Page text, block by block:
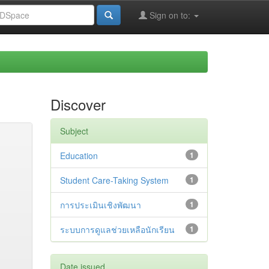
Sign on to:
Discover
Subject
1
Education
1
Student Care-Taking System
1
การประเมินเชิงพัฒนา
1
ระบบการดูแลช่วยเหลือนักเรียน
Date issued